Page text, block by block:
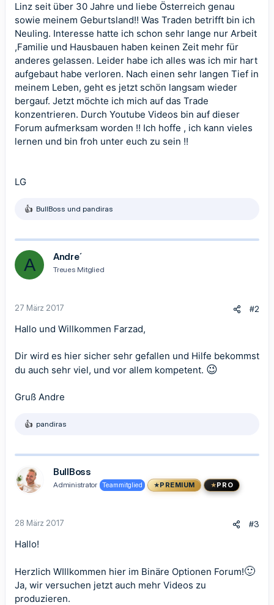
Linz seit über 30 Jahre und liebe Österreich genau
sowie meinem Geburtsland!! Was Traden betrifft bin ich
Neuling. Interesse hatte ich schon sehr lange nur Arbeit
,Familie und Hausbauen haben keinen Zeit mehr für
anderes gelassen. Leider habe ich alles was ich mir hart
aufgebaut habe verloren. Nach einen sehr langen Tief in
meinem Leben, geht es jetzt schön langsam wieder
bergauf. Jetzt möchte ich mich auf das Trade
konzentrieren. Durch Youtube Videos bin auf dieser
Forum aufmerksam worden !! Ich hoffe , ich kann vieles
lernen und bin froh unter euch zu sein !!
LG
R
k
t
o
n
BullBoss und pandiras
A Andre´
Treues Mitglied
27 März 2017 #2
Hallo und Willkommen Farzad,
Dir wird es hier sicher sehr gefallen und Hilfe bekommst
du auch sehr viel, und vor allem kompetent. 😉
Gruß Andre
R
k
o
:
pandiras
BullBoss
Administrator Teammitglied PREMIUM PRO
28 März 2017 #3
Hallo!
Herzlich WIllkommen hier im Binäre Optionen Forum!🙂
Ja, wir versuchen jetzt auch mehr Videos zu
produzieren.